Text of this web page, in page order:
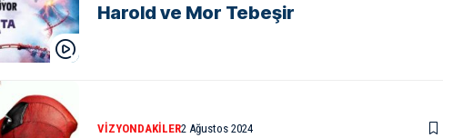
Harold ve Mor Tebeşir
VIZYONDAKILER2 Ağustos 2024